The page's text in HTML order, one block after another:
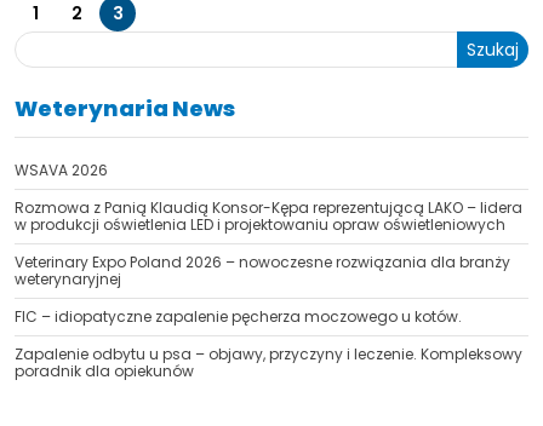
1 2
3
Szukaj
Weterynaria News
WSAVA 2026
Rozmowa z Panią Klaudią Konsor-Kępa reprezentującą LAKO – lidera
w produkcji oświetlenia LED i projektowaniu opraw oświetleniowych
Veterinary Expo Poland 2026 – nowoczesne rozwiązania dla branży
weterynaryjnej
FIC – idiopatyczne zapalenie pęcherza moczowego u kotów.
Zapalenie odbytu u psa – objawy, przyczyny i leczenie. Kompleksowy
poradnik dla opiekunów